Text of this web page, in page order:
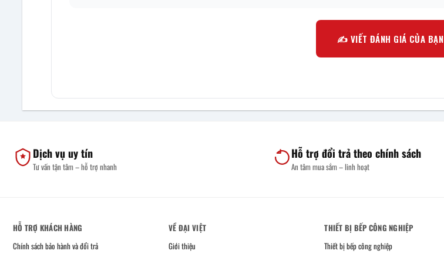
✍️ VIẾT ĐÁNH GIÁ CỦA BẠN
Dịch vụ uy tín
Tư vấn tận tâm – hỗ trợ nhanh
Hỗ trợ đổi trả theo chính sách
An tâm mua sắm – linh hoạt
HỖ TRỢ KHÁCH HÀNG
Chính sách bảo hành và đổi trả
VỀ ĐẠI VIỆT
Giới thiệu
THIẾT BỊ BẾP CÔNG NGHIỆP
Thiết bị bếp công nghiệp